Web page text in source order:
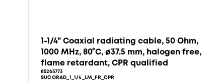
1-1/4" Coaxial radiating cable, 50 Ohm,
1000 MHz, 80°C, ø37.5 mm, halogen free,
flame retardant, CPR qualified
85265773
SUCORAD_1_1/4_LM_FR_CPR